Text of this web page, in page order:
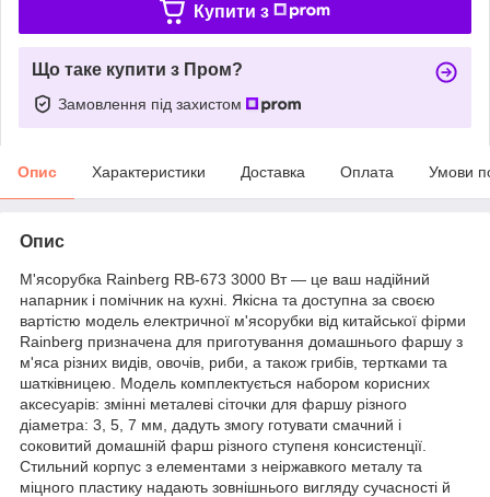
Купити з
Що таке купити з Пром?
Замовлення під захистом
Опис Характеристики Доставка Оплата Умови
Опис
М'ясорубка Rainberg RB-673 3000 Вт — це ваш надійний
напарник і помічник на кухні. Якісна та доступна за своєю
вартістю модель електричної м'ясорубки від китайської фірми
Rainberg призначена для приготування домашнього фаршу з
м'яса різних видів, овочів, риби, а також грибів, тертками та
шатківницею. Модель комплектується набором корисних
аксесуарів: змінні металеві сіточки для фаршу різного
діаметра: 3, 5, 7 мм, дадуть змогу готувати смачний і
соковитий домашній фарш різного ступеня консистенції.
Стильний корпус з елементами з неіржавкого металу та
міцного пластику надають зовнішнього вигляду сучасності й